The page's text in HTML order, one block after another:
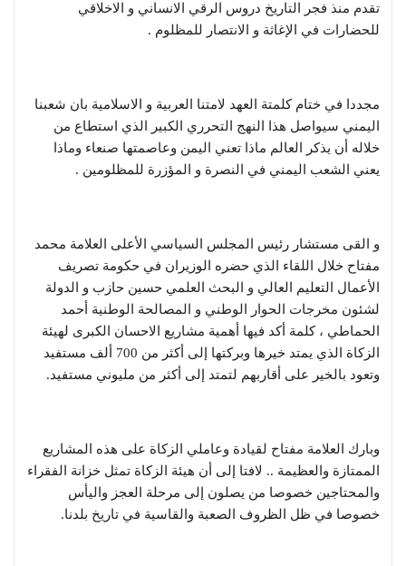
تقدم منذ فجر التاريخ دروس الرقي الانساني و الاخلاقي
للحضارات في الإغاثة و الانتصار للمظلوم .
مجددا في ختام كلمتة العهد لامتنا العربية و الاسلامية بان شعبنا
اليمني سيواصل هذا النهج التحرري الكبير الذي استطاع من
خلاله أن يذكر العالم ماذا تعني اليمن وعاصمتها صنعاء وماذا
يعني الشعب اليمني في النصرة و المؤزرة للمظلومين .
و القى مستشار رئيس المجلس السياسي الأعلى العلامة محمد
مفتاح خلال اللقاء الذي حضره الوزيران في حكومة تصريف
الأعمال التعليم العالي و البحث العلمي حسين حازب و الدولة
لشئون مخرجات الحوار الوطني و المصالحة الوطنية أحمد
الحماطي ، كلمة أكد فيها أهمية مشاريع الاحسان الكبرى لهيئة
الزكاة الذي يمتد خيرها وبركتها إلى أكثر من 700 ألف مستفيد
وتعود بالخير على أقاربهم لتمتد إلى أكثر من مليوني مستفيد.
وبارك العلامة مفتاح لقيادة وعاملي الزكاة على هذه المشاريع
الممتازة والعظيمة .. لافتا إلى أن هيئة الزكاة تمثل خزانة الفقراء
والمحتاجين خصوصا من يصلون إلى مرحلة العجز واليأس
خصوصا في ظل الظروف الصعبة والقاسية في تاريخ بلدنا.